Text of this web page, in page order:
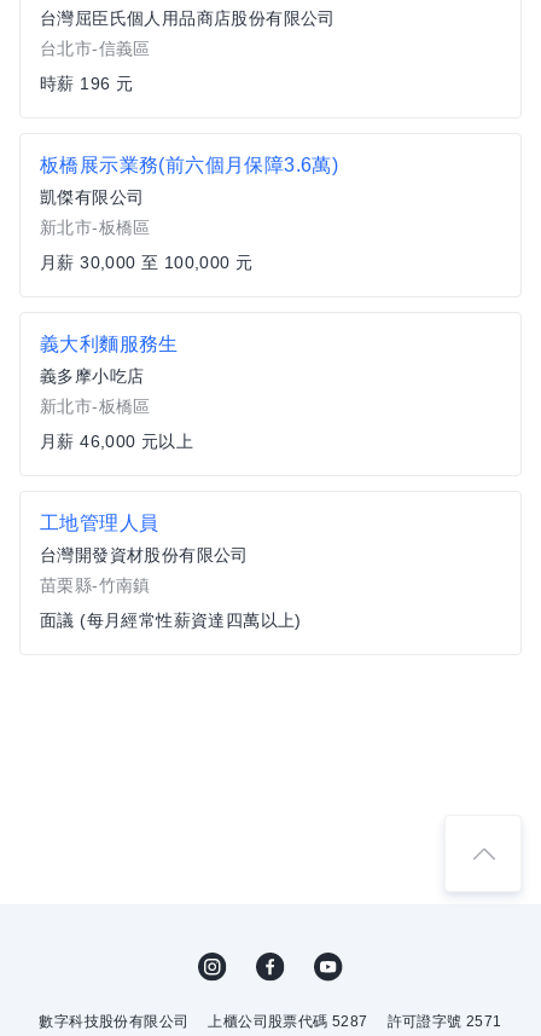
台灣屈臣氏個人用品商店股份有限公司
台北市-信義區
時薪 196 元
板橋展示業務(前六個月保障3.6萬)
凱傑有限公司
新北市-板橋區
月薪 30,000 至 100,000 元
義大利麵服務生
義多摩小吃店
新北市-板橋區
月薪 46,000 元以上
工地管理人員
台灣開發資材股份有限公司
苗栗縣-竹南鎮
面議 (每月經常性薪資達四萬以上)
數字科技股份有限公司 上櫃公司股票代碼 5287 許可證字號 2571